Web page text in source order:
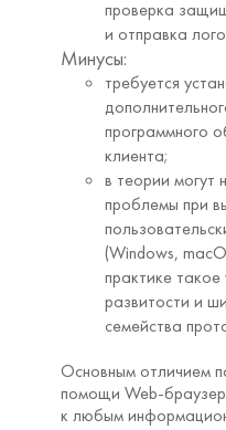
проверка
и отправка
Минусы:
требуется
программного
клиента;
в теории могут
проблемы при
(Windows,
практике
развитости и
семейства
Основным отличием
помощи Web-
к любым